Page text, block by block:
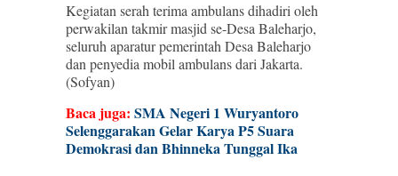
Kegiatan serah terima ambulans dihadiri oleh
perwakilan takmir masjid se-Desa Baleharjo,
seluruh aparatur pemerintah Desa Baleharjo
dan penyedia mobil ambulans dari Jakarta.
(Sofyan)
Baca juga: SMA Negeri 1 Wuryantoro
Selenggarakan Gelar Karya P5 Suara
Demokrasi dan Bhinneka Tunggal Ika